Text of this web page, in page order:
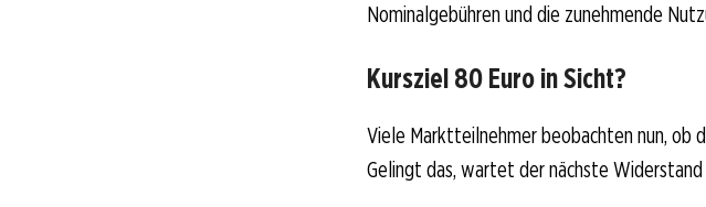
Nominalgebühren und die zunehmende
Kursziel 80 Euro in Sicht?
Viele Marktteilnehmer beobachten nun, ob
Gelingt das, wartet der nächste